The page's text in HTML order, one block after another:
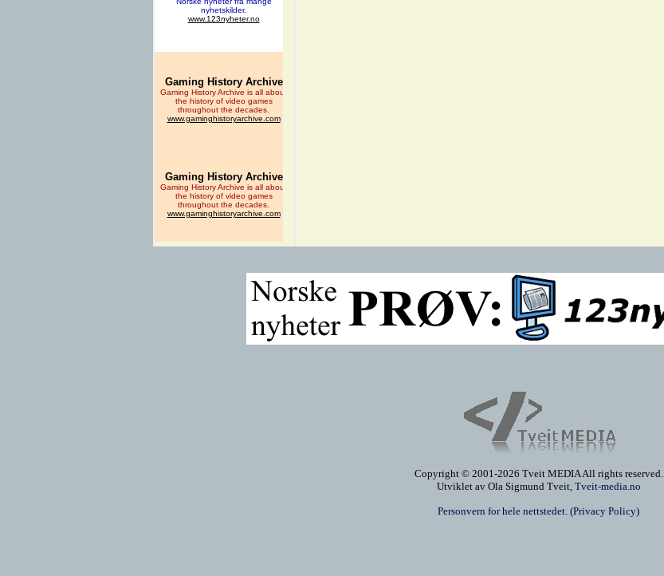
Copyright © 2001-2026 Tveit MEDIA All rights reserved.
Utviklet av Ola Sigmund Tveit, Tveit-media.no
Personvern for hele nettstedet. (Privacy Policy)